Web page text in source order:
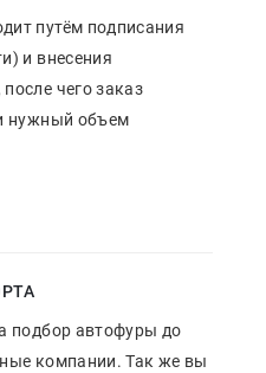
путём подписания
и внесения
чего заказ
нужный объем
подбор автофуры до
компании. Так же вы